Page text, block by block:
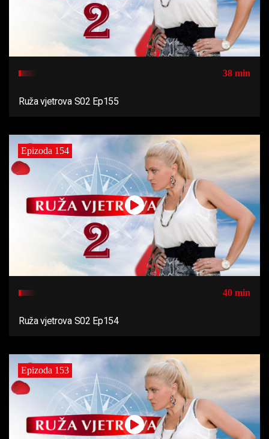
38 min
Ruža vjetrova S02 Ep155
Epizoda 154
40 min
Ruža vjetrova S02 Ep154
Epizoda 153